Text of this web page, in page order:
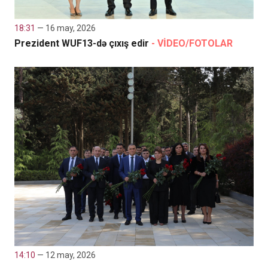
18:31 — 16 may, 2026
Prezident WUF13-də çıxış edir - VİDEO/FOTOLAR
14:10 — 12 may, 2026